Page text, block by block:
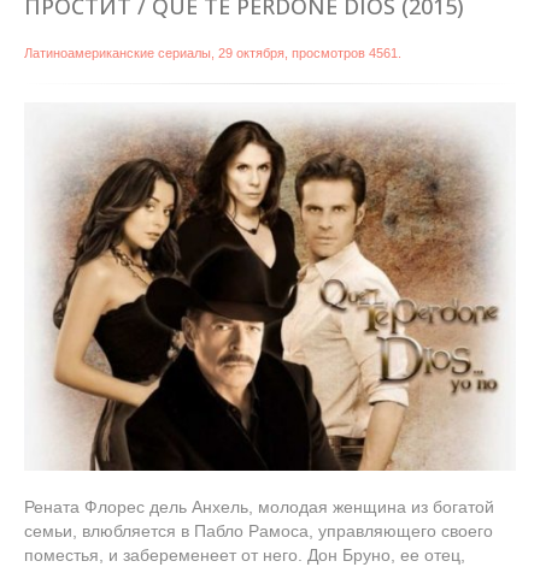
ПРОСТИТ / QUE TE PERDONE DIOS (2015)
Латиноамериканские сериалы 29 октября , просмотров 4561.
Рената Флорес дель Анхель, молодая женщина из богатой
семьи, влюбляется в Пабло Рамоса, управляющего своего
поместья, и забеременеет от него. Дон Бруно, ее отец,